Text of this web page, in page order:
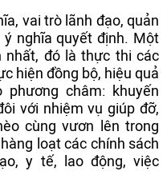
vai trò lãnh đạo, quản
nghĩa quyết định. Một
nhất, đó là thực thi các
hiện đồng bộ, hiệu quả
châm: khuyến
với nhiệm vụ giúp đỡ,
cùng vươn lên trong
loạt các chính sách
y tế, lao động, việc